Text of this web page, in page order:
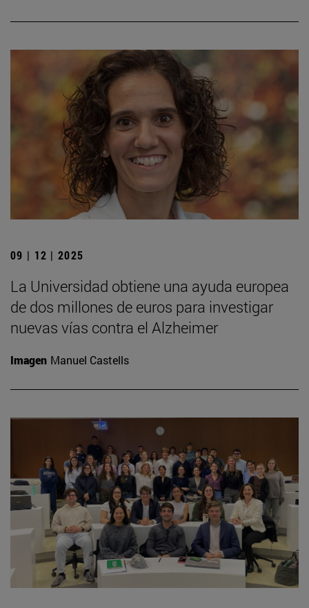
09 | 12 | 2025
La Universidad obtiene una ayuda europea
de dos millones de euros para investigar
nuevas vías contra el Alzheimer
Imagen Manuel Castells